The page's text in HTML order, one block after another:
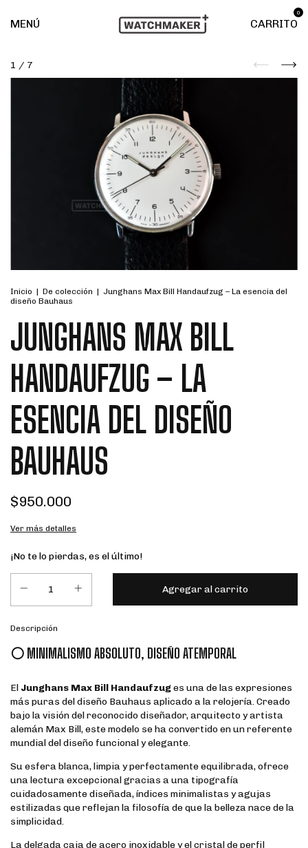
MENÚ CARRITO
0
1 / 7
Inicio | De colección | Junghans Max Bill Handaufzug – La esencia del
diseño Bauhaus
JUNGHANS MAX BILL
HANDAUFZUG – LA
ESENCIA DEL DISEÑO
BAUHAUS
$950.000
Ver más detalles
¡No te lo pierdas, es el último!
Descripción
⚪ MINIMALISMO ABSOLUTO, DISEÑO ATEMPORAL
El Junghans Max Bill Handaufzuges una de las expresiones
más puras del diseño Bauhaus aplicado a la relojería. Creado
bajo la visión del reconocido diseñador, arquitecto y artista
alemán Max Bill, este modelo se ha convertido en un referente
mundial del diseño funcional y elegante.
Su esfera blanca, limpia y perfectamente equilibrada, ofrece
una lectura excepcional gracias a una tipografía
cuidadosamente diseñada, índices minimalistas y agujas
estilizadas que reflejan la filosofía de que la belleza nace de la
simplicidad.
La delgada caja de acero inoxidable y el cristal de perfil